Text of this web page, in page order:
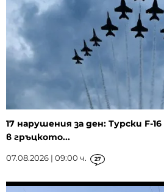
17 нарушения за ден: Турски F-
в гръцкото...
07.08.2026 | 09:00 ч. 27